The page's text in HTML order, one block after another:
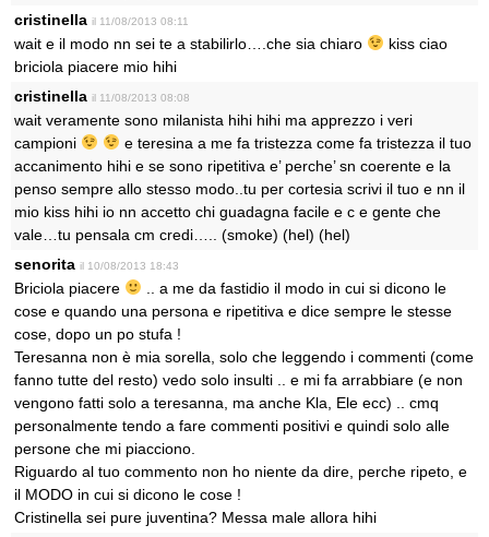
cristinella il 11/08/2013 08:11
wait e il modo nn sei te a stabilirlo….che sia chiaro
kiss ciao
briciola piacere mio hihi
cristinella il 11/08/2013 08:08
wait veramente sono milanista hihi hihi ma apprezzo i veri
campioni
e teresina a me fa tristezza come fa tristezza il tuo
accanimento hihi e se sono ripetitiva e’ perche’ sn coerente e la
penso sempre allo stesso modo..tu per cortesia scrivi il tuo e nn il
mio kiss hihi io nn accetto chi guadagna facile e c e gente che
vale…tu pensala cm credi….. (smoke) (hel) (hel)
senorita il 10/08/2013 18:43
Briciola piacere
.. a me da fastidio il modo in cui si dicono le
cose e quando una persona e ripetitiva e dice sempre le stesse
cose, dopo un po stufa !
Teresanna non è mia sorella, solo che leggendo i commenti (come
fanno tutte del resto) vedo solo insulti .. e mi fa arrabbiare (e non
vengono fatti solo a teresanna, ma anche Kla, Ele ecc) .. cmq
personalmente tendo a fare commenti positivi e quindi solo alle
persone che mi piacciono.
Riguardo al tuo commento non ho niente da dire, perche ripeto, e
il MODO in cui si dicono le cose !
Cristinella sei pure juventina? Messa male allora hihi